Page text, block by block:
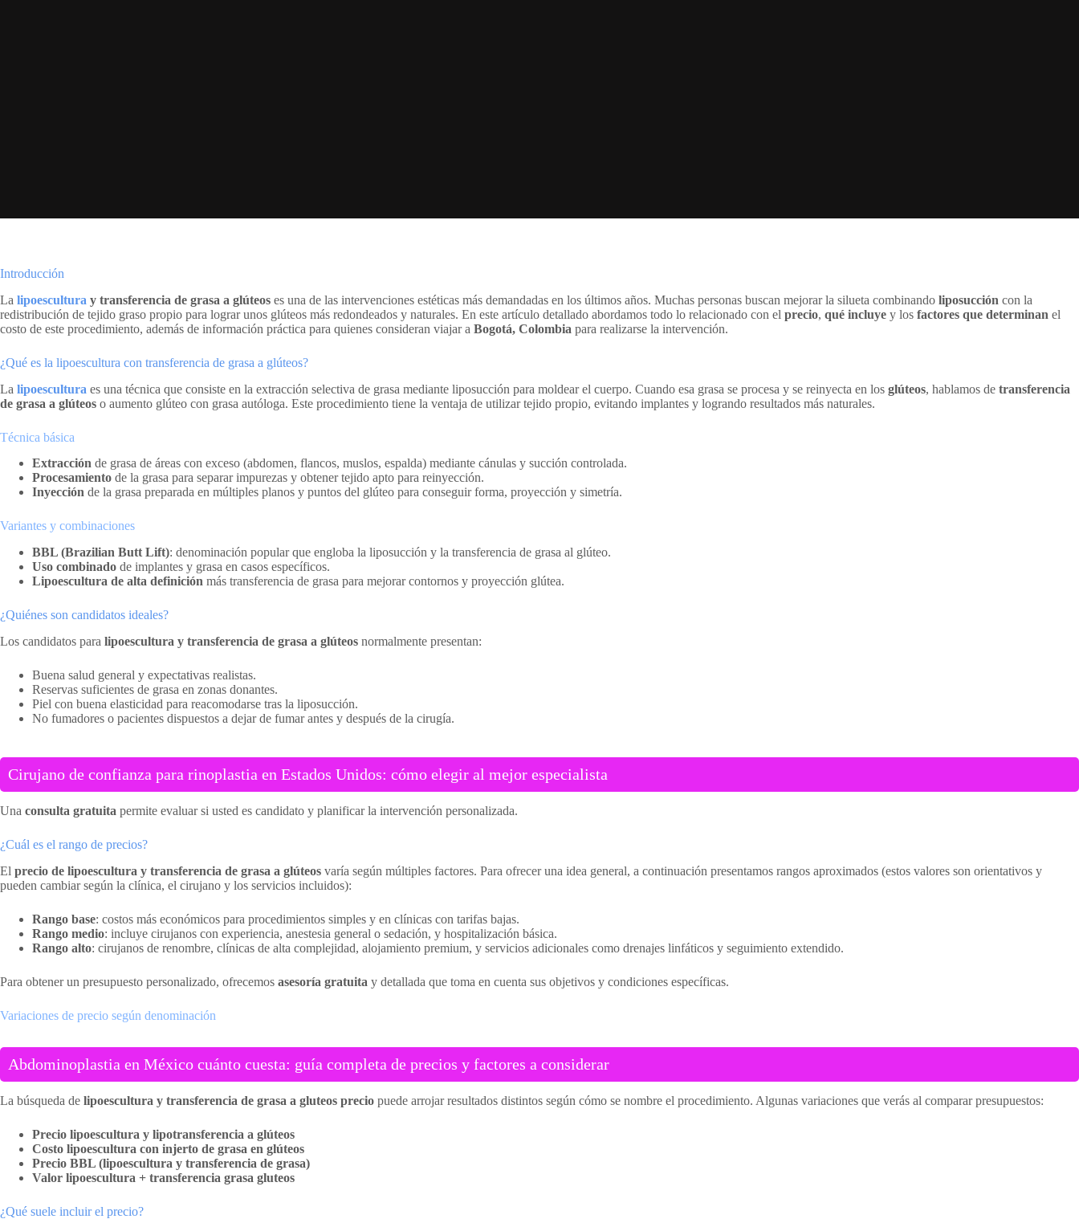
Introducción
La lipoescultura y transferencia de grasa a glúteos es una de las intervenciones estéticas más demandadas en los últimos años. Muchas personas buscan mejorar la silueta combinando liposucción con la
redistribución de tejido graso propio para lograr unos glúteos más redondeados y naturales. En este artículo detallado abordamos todo lo relacionado con el precio, qué incluye y los factores que determinan el
costo de este procedimiento, además de información práctica para quienes consideran viajar a Bogotá, Colombia para realizarse la intervención.
¿Qué es la lipoescultura con transferencia de grasa a glúteos?
La lipoescultura es una técnica que consiste en la extracción selectiva de grasa mediante liposucción para moldear el cuerpo. Cuando esa grasa se procesa y se reinyecta en los glúteos, hablamos de transferencia
de grasa a glúteos o aumento glúteo con grasa autóloga. Este procedimiento tiene la ventaja de utilizar tejido propio, evitando implantes y logrando resultados más naturales.
Técnica básica
Extracción de grasa de áreas con exceso (abdomen, flancos, muslos, espalda) mediante cánulas y succión controlada.
Procesamiento de la grasa para separar impurezas y obtener tejido apto para reinyección.
Inyección de la grasa preparada en múltiples planos y puntos del glúteo para conseguir forma, proyección y simetría.
Variantes y combinaciones
BBL (Brazilian Butt Lift): denominación popular que engloba la liposucción y la transferencia de grasa al glúteo.
Uso combinado de implantes y grasa en casos específicos.
Lipoescultura de alta definición más transferencia de grasa para mejorar contornos y proyección glútea.
¿Quiénes son candidatos ideales?
Los candidatos para lipoescultura y transferencia de grasa a glúteos normalmente presentan:
Buena salud general y expectativas realistas.
Reservas suficientes de grasa en zonas donantes.
Piel con buena elasticidad para reacomodarse tras la liposucción.
No fumadores o pacientes dispuestos a dejar de fumar antes y después de la cirugía.
Cirujano de confianza para rinoplastia en Estados Unidos: cómo elegir al mejor especialista
Una consulta gratuita permite evaluar si usted es candidato y planificar la intervención personalizada.
¿Cuál es el rango de precios?
El precio de lipoescultura y transferencia de grasa a glúteos varía según múltiples factores. Para ofrecer una idea general, a continuación presentamos rangos aproximados (estos valores son orientativos y
pueden cambiar según la clínica, el cirujano y los servicios incluidos):
Rango base: costos más económicos para procedimientos simples y en clínicas con tarifas bajas.
Rango medio: incluye cirujanos con experiencia, anestesia general o sedación, y hospitalización básica.
Rango alto: cirujanos de renombre, clínicas de alta complejidad, alojamiento premium, y servicios adicionales como drenajes linfáticos y seguimiento extendido.
Para obtener un presupuesto personalizado, ofrecemos asesoría gratuita y detallada que toma en cuenta sus objetivos y condiciones específicas.
Variaciones de precio según denominación
Abdominoplastia en México cuánto cuesta: guía completa de precios y factores a considerar
La búsqueda de lipoescultura y transferencia de grasa a gluteos precio puede arrojar resultados distintos según cómo se nombre el procedimiento. Algunas variaciones que verás al comparar presupuestos:
Precio lipoescultura y lipotransferencia a glúteos
Costo lipoescultura con injerto de grasa en glúteos
Precio BBL (lipoescultura y transferencia de grasa)
Valor lipoescultura + transferencia grasa gluteos
¿Qué suele incluir el precio?